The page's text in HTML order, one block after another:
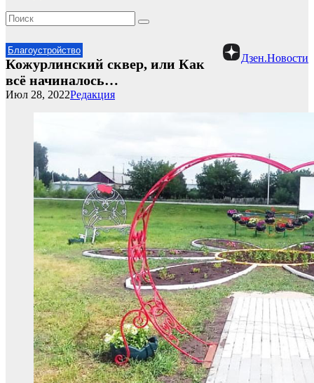
Благоустройство
Дзен.Новости
Кожурлинский сквер, или Как
всё начиналось…
Редакция
Июл 28, 2022